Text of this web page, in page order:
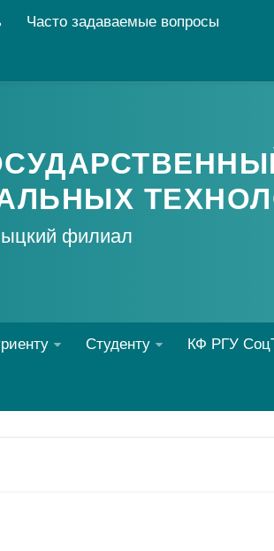
Часто задаваемые вопросы
филиал
Студенту КФ РГУ